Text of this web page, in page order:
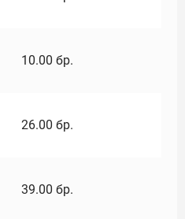
10.00 бр.
26.00 бр.
39.00 бр.